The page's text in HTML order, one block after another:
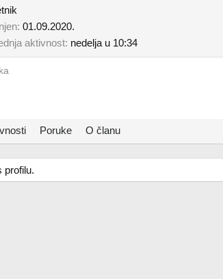
01.09.2020.
aktivnost nedelјa u 10:34
Poruke O članu
profilu.